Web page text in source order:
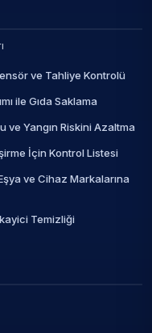
ve Tahliye Kontrolü
ile Gıda Saklama
ve Yangın Riskini Azaltma
İçin Kontrol Listesi
ve Cihaz Markalarına
Temizliği